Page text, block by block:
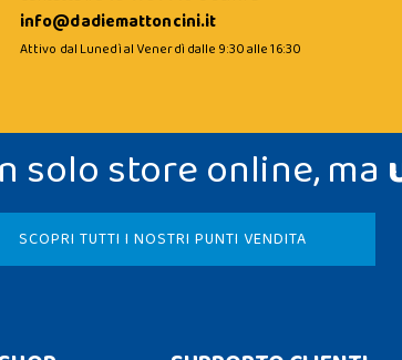
info@dadiemattoncini.it
Attivo dal Lunedì al Venerdì dalle 9:30 alle 16:30
solo store online, ma
SCOPRI TUTTI I NOSTRI PUNTI VENDITA